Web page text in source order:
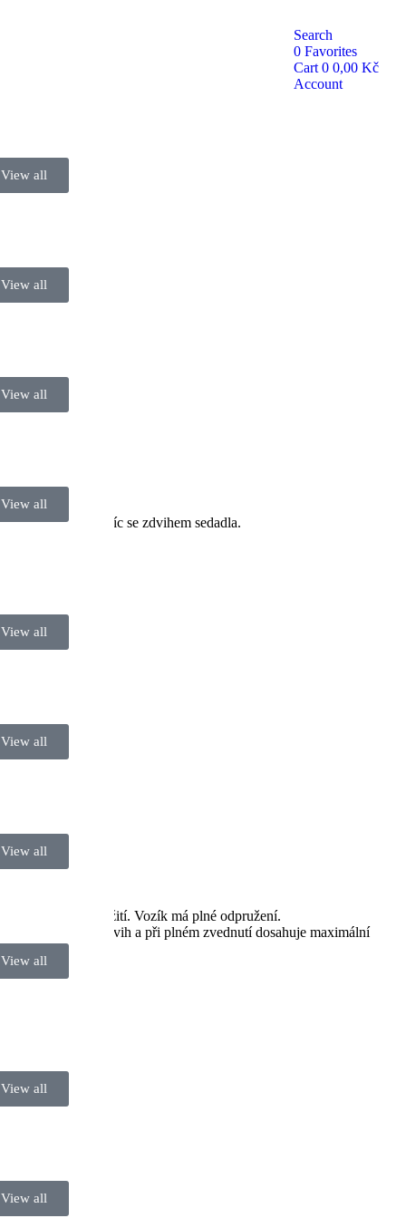
View all
View all
View all
View all
View all
View all
View all
View all
View all
View all
Search
0 Favorites
Cart 0 0,00 Kč
Account
sedadle navíc se zdvihem sedadla.
venkovní použití. Vozík má plné odpružení.
plynulý zdvih a při plném zvednutí dosahuje maximální